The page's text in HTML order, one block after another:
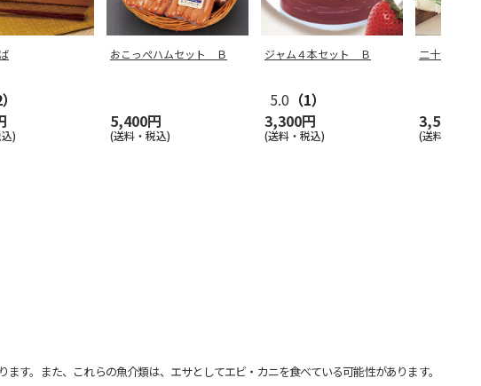
)
おこっぺハムセット Ｂ
5,400円
(送料・税込)
ジャム４本セット Ｂ
5.0 （1）
3,300円
(送料・税込)
二十世紀梨
3,500円
(送料・税込)
。また、これらの魚介類は、エサとしてエビ・カニを食べている可能性があります。